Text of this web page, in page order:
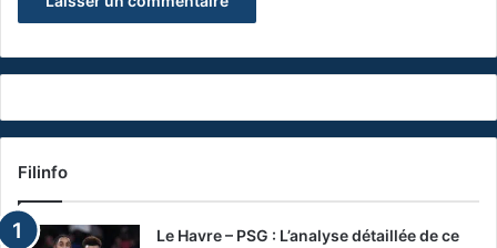
Filinfo
Le Havre – PSG : L’analyse détaillée de ce